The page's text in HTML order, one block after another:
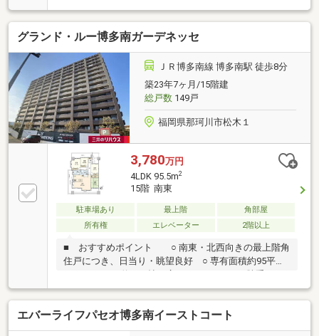
多い方にもおすすめ）部屋をしっかりと分けられ、
広々とした4LDKです◆（陽当たり・眺望良好）3面バ
ルコニーで日差しが降り注ぎ、最上階の15階から見え
る景色をお楽しみいただけます＜周辺環境も充実して
おります＞◇（博多駅まで直通）博多南駅まで徒歩8
分◇（ちょっとした買い物にも）ローソンまで徒歩4
分◇（ハローデイでそろわない日用品も）サンドラッ
グまで徒歩4分
グランド・ルー博多南ガーデネッセ
ＪＲ博多南線 博多南駅 徒歩8分
築23年7ヶ月/15階建
総戸数149戸
福岡県那珂川市松木１
3,780万円
4LDK 95.5m2
15階 南東
駐車場あり 最上階
角部屋
所有権
エレベーター 2階以上
■ おすすめポイント ○ 南東・北西向きの最上階角
住戸につき、日当り・眺望良好 ○ 専有面積約95平米
ある対面式キッチン ○ 浴室に窓有り ○ 室内丁寧
にご使用されております
エバーライフパセオ博多南イーストコート